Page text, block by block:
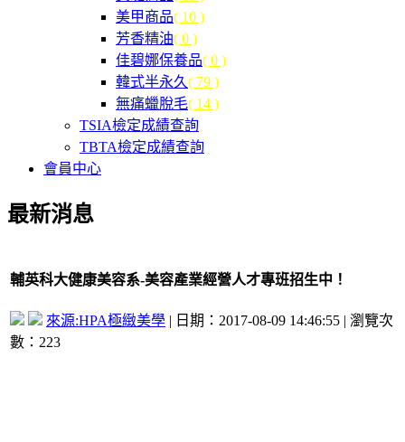
美甲商品( 10 )
芳香精油( 0 )
佳碧娜保養品( 0 )
韓式半永久( 79 )
無痛蠟脫毛( 14 )
TSIA檢定成績查詢
TBTA檢定成績查詢
會員中心
最新消息
輔英科大健康美容系-美容產業經營人才專班招生中！
來源:HPA極緻美學 | 日期：2017-08-09 14:46:55 | 瀏覽次
數：223